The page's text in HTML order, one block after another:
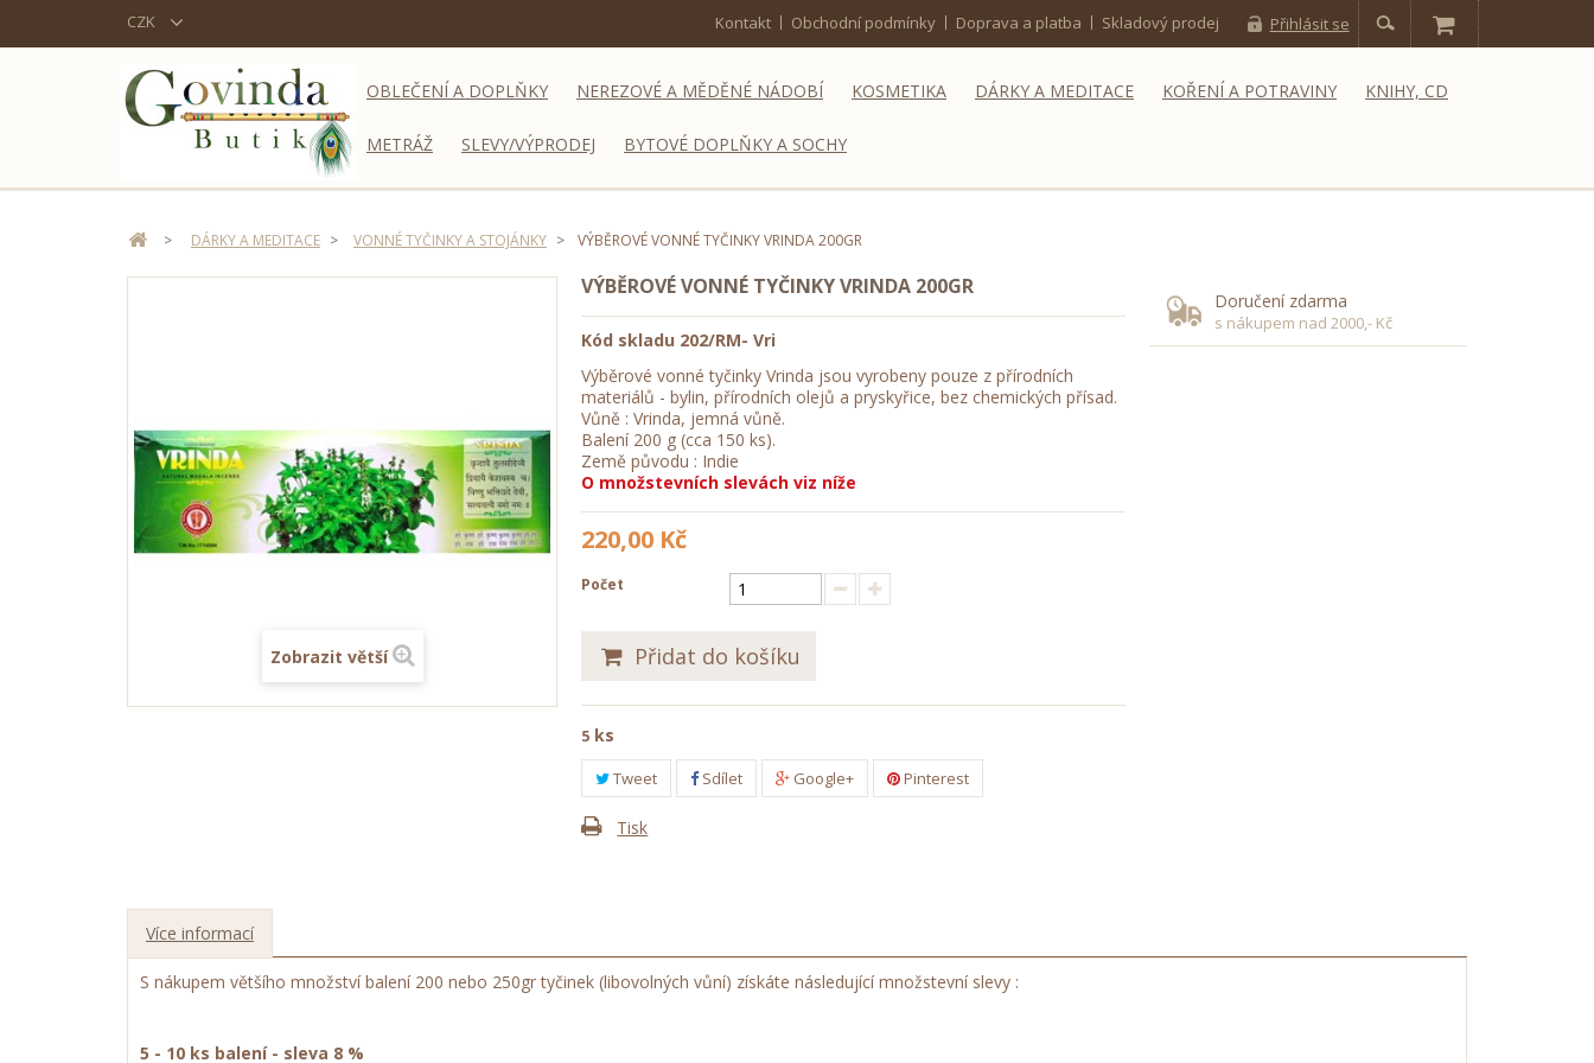
Přihlásit se
CZK Kontakt Obchodní podmínky Doprava a platba Skladový prodej
OBLEČENÍ A DOPLŇKY NEREZOVÉ A MĚDĚNÉ NÁDOBÍ KOSMETIKA DÁRKY A MEDITACE KOŘENÍ A POTRAVINY KNIHY, CD
METRÁŽ SLEVY/VÝPRODEJ BYTOVÉ DOPLŇKY A SOCHY
> DÁRKY A MEDITACE > VONNÉ TYČINKY A STOJÁNKY > VÝBĚROVÉ VONNÉ TYČINKY VRINDA 200GR
Zobrazit větší
VÝBĚROVÉ VONNÉ TYČINKY VRINDA 200GR
Kód skladu 202/RM- Vri
Výběrové vonné tyčinky Vrinda jsou vyrobeny pouze z přírodních
materiálů - bylin, přírodních olejů a pryskyřice, bez chemických přísad.
Vůně : Vrinda, jemná vůně.
Balení 200 g (cca 150 ks).
Země původu : Indie
O množstevních slevách viz níže
220,00 Kč
Počet
Přidat do košíku
5 ks
Tweet Sdílet Google+ Pinterest
Tisk
Doručení zdarma
s nákupem nad 2000,- Kč
Více informací
S nákupem většího množství balení 200 nebo 250gr tyčinek (libovolných vůní) získáte následující množstevní slevy :
5 - 10 ks balení - sleva 8 %